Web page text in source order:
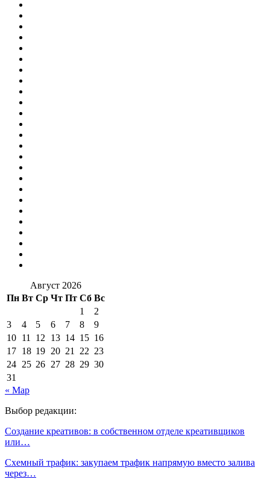
Август 2026
Пн Вт Ср Чт Пт Сб Вс
1
2
3
4 5 6 7 8
9
10 11 12 13 14 15 16
17 18 19 20 21 22 23
24 25 26 27 28 29 30
31
« Мар
Выбор редакции:
Создание креативов: в собственном отделе креативщиков
или…
Схемный трафик: закупаем трафик напрямую вместо залива
через…